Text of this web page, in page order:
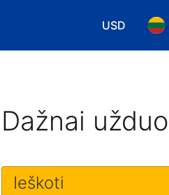
USD
Pasirinkite
Dažnai
Ieškoti